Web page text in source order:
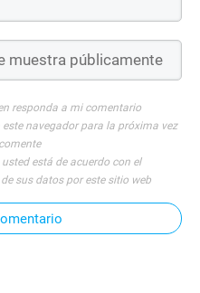
responda a mi comentario
navegador para la próxima vez
está de acuerdo con el
sus datos por este sitio web